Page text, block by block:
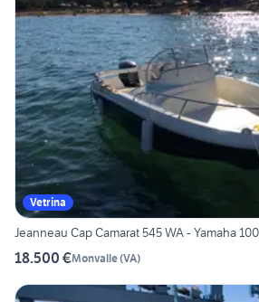
Vetrina
Jeanneau Cap Camarat 545 WA - Yamaha
18.500 €Monvalle(VA)